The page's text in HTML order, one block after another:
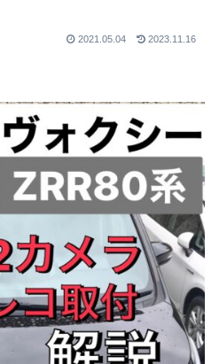
2021.05.04 2023.11.16